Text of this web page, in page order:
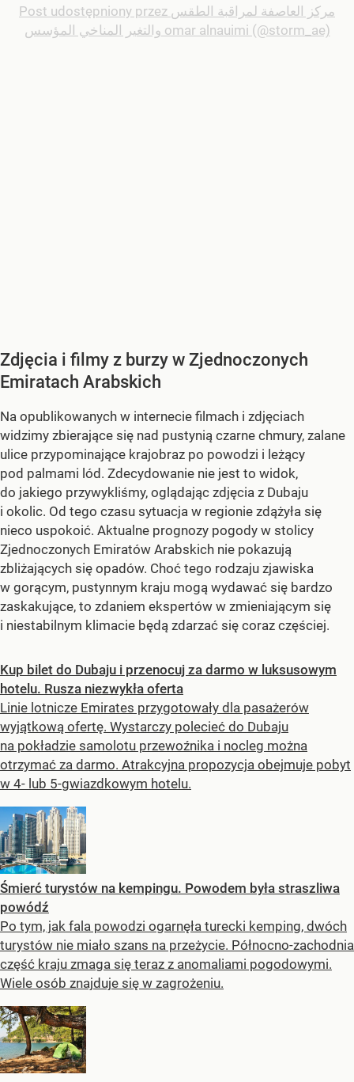
Post udostępniony przez مركز العاصفة لمراقبة الطقس
والتغير المناخي المؤسس omar alnauimi (@storm_ae)
Zdjęcia i filmy z burzy w Zjednoczonych
Emiratach Arabskich
Na opublikowanych w internecie filmach i zdjęciach
widzimy zbierające się nad pustynią czarne chmury, zalane
ulice przypominające krajobraz po powodzi i leżący
pod palmami lód. Zdecydowanie nie jest to widok,
do jakiego przywykliśmy, oglądając zdjęcia z Dubaju
i okolic. Od tego czasu sytuacja w regionie zdążyła się
nieco uspokoić. Aktualne prognozy pogody w stolicy
Zjednoczonych Emiratów Arabskich nie pokazują
zbliżających się opadów. Choć tego rodzaju zjawiska
w gorącym, pustynnym kraju mogą wydawać się bardzo
zaskakujące, to zdaniem ekspertów w zmieniającym się
i niestabilnym klimacie będą zdarzać się coraz częściej.
Kup bilet do Dubaju i przenocuj za darmo w luksusowym
hotelu. Rusza niezwykła oferta
Linie lotnicze Emirates przygotowały dla pasażerów
wyjątkową ofertę. Wystarczy polecieć do Dubaju
na pokładzie samolotu przewoźnika i nocleg można
otrzymać za darmo. Atrakcyjna propozycja obejmuje pobyt
w 4- lub 5-gwiazdkowym hotelu.
Śmierć turystów na kempingu. Powodem była straszliwa
powódź
Po tym, jak fala powodzi ogarnęła turecki kemping, dwóch
turystów nie miało szans na przeżycie. Północno-zachodnia
część kraju zmaga się teraz z anomaliami pogodowymi.
Wiele osób znajduje się w zagrożeniu.